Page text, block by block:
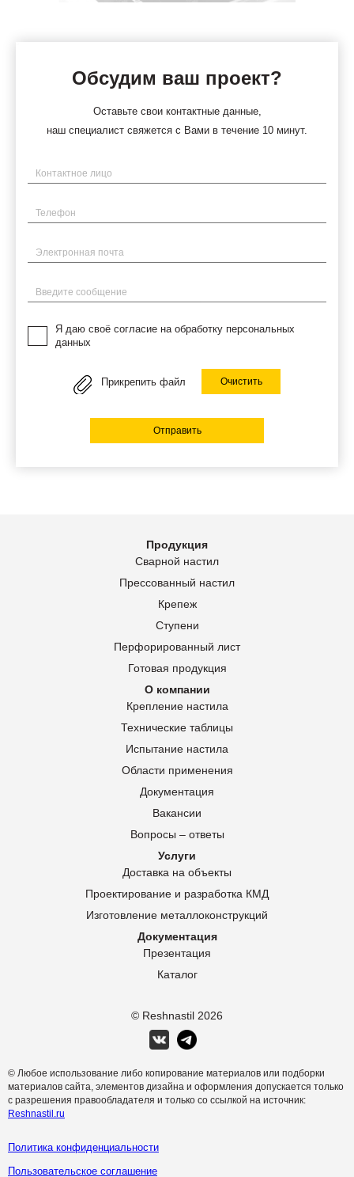
Обсудим ваш проект?
Оставьте свои контактные данные,
наш специалист свяжется с Вами в течение 10 минут.
Имя
Телефон
Электронная почта
Введите сообщение
Я даю своё согласие на обработку персональных
данных
Прикрепить файл Очистить
Отправить
© Reshnastil 2026
Продукция
Сварной настил
Прессованный настил
Крепеж
Ступени
Перфорированный лист
Готовая продукция
О компании
Крепление настила
Технические таблицы
Испытание настила
Области применения
Документация
Вакансии
Вопросы – ответы
Услуги
Доставка на объекты
Проектирование и разработка КМД
Изготовление металлоконструкций
Документация
Презентация
Каталог
© Любое использование либо копирование материалов или подборки
материалов сайта, элементов дизайна и оформления допускается только
с разрешения правообладателя и только со ссылкой на источник:
Reshnastil.ru
Политика конфиденциальности
Пользовательское соглашение